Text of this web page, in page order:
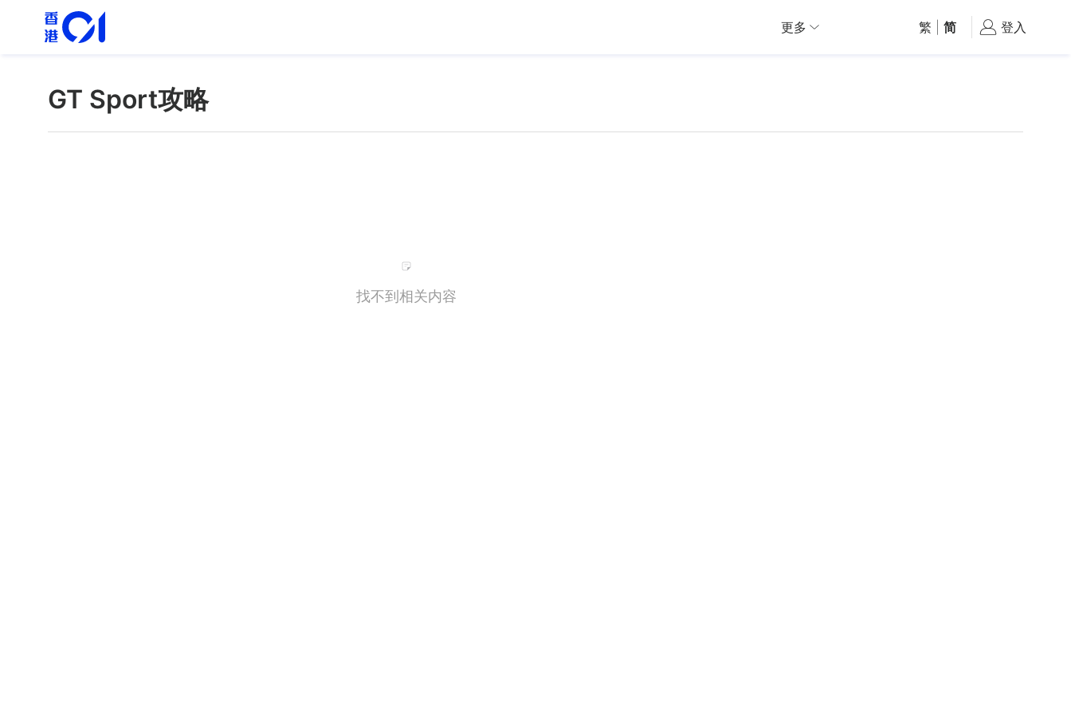
更多 繁 简 登入
GT Sport攻略
找不到相关内容